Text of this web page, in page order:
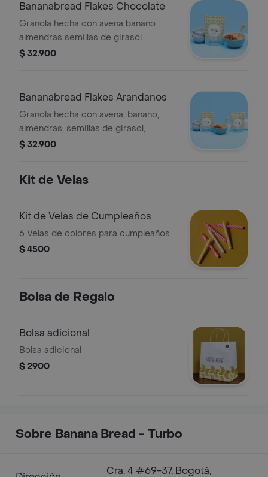
Bananabread Flakes Chocolate
Granola hecha con avena banano
almendras semillas de girasol
semillas de linaza ajonjolí dátiles
$ 32.900
Bananabread Flakes Arandanos
Granola hecha con avena, banano,
almendras, semillas de girasol,
semillas de linaza, ajonjolí, dátiles,
$ 32.900
Kit de Velas
Kit de Velas de Cumpleaños
6 Velas de colores para cumpleaños.
$ 4500
Bolsa de Regalo
Bolsa adicional
Bolsa adicional
$ 2900
Sobre Banana Bread - Turbo
Cra. 4 #69-37, Bogotá,